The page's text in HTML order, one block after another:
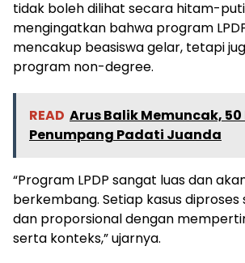
tidak boleh dilihat secara hitam-
mengingatkan bahwa program
mencakup beasiswa gelar, tetapi
program non-degree.
READ Arus Balik Memuncak, 50
Penumpang Padati Juanda
“Program LPDP sangat luas dan
berkembang. Setiap kasus
dan proporsional dengan
serta konteks,” ujarnya.